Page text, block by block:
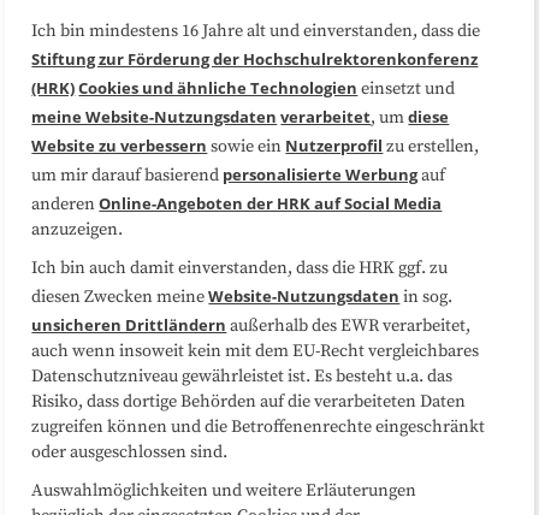
Über uns FAQ
Medienarbeit Kooperationen
Datenschutzerklärung Impressum
Sitemap
Folgen Sie uns
Ich bin mindestens 16 Jahre alt und einverstanden, dass die
Stiftung zur Förderung der Hochschulrektorenkonferenz
(HRK)Cookies und ähnliche Technologien einsetzt und
meine Website-Nutzungsdaten verarbeitet, umdiese
Website zu verbessern sowie ein Nutzerprofil zu erstellen,
um mir darauf basierend personalisierte Werbungauf
anderenOnline-Angeboten der HRK auf Social Media
anzuzeigen.
Ich bin auch damit einverstanden, dass die HRK ggf. zu
diesen Zwecken meineWebsite-Nutzungsdaten in sog.
unsicheren Drittländern außerhalb des EWR verarbeitet,
auch wenn insoweit kein mit dem EU-Recht vergleichbares
Datenschutzniveau gewährleistet ist. Es besteht u.a. das
Risiko, dass dortige Behörden auf die verarbeiteten Daten
zugreifen können und die Betroffenenrechte eingeschränkt
oder ausgeschlossen sind.
Auswahlmöglichkeiten und weitere Erläuterungen